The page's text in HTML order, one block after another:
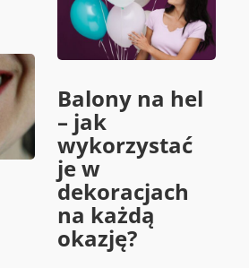
Balony na hel
– jak
wykorzystać
je w
dekoracjach
na każdą
okazję?